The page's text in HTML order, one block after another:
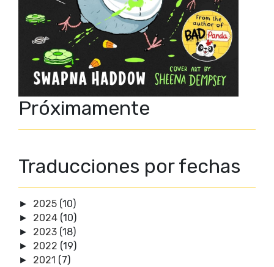
Próximamente
Traducciones por fechas
► 2025 (10)
► 2024 (10)
► 2023 (18)
► 2022 (19)
► 2021 (7)